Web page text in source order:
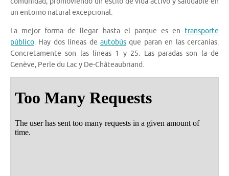
un entorno natural excepcional.
La mejor forma de llegar hasta el parque es en transporte
público. Hay dos líneas de autobús que paran en las cercanías.
Concretamente son las líneas 1 y 25. Las paradas son la de
Genève, Perle du Lac y De-Châteaubriand.